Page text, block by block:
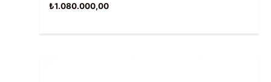
₺1.080.000,00